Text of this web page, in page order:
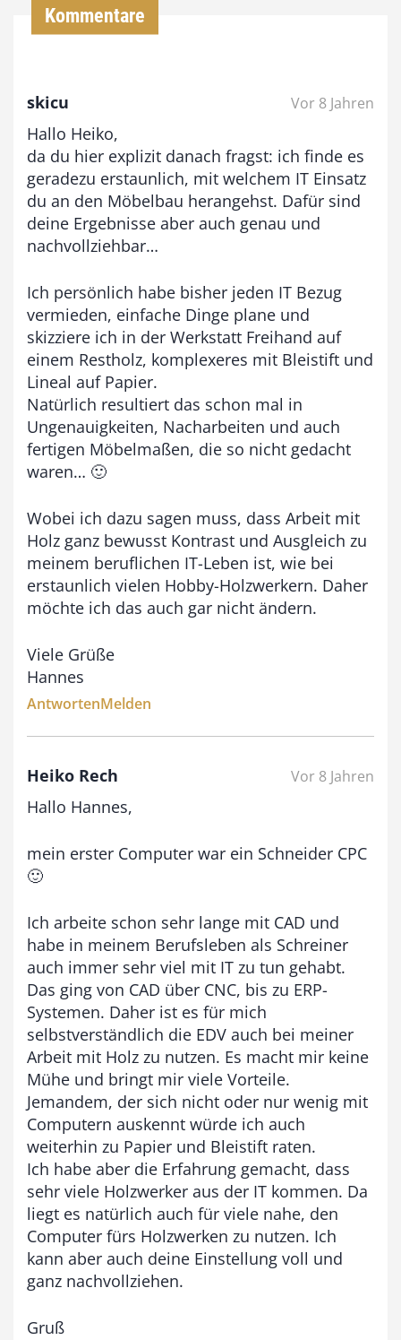
9
3
,
€
Kommentare
skicu Vor 8 Jahren
Hallo Heiko,
da du hier explizit danach fragst: ich finde es
geradezu erstaunlich, mit welchem IT Einsatz
du an den Möbelbau herangehst. Dafür sind
deine Ergebnisse aber auch genau und
nachvollziehbar…
Ich persönlich habe bisher jeden IT Bezug
vermieden, einfache Dinge plane und
skizziere ich in der Werkstatt Freihand auf
einem Restholz, komplexeres mit Bleistift und
Lineal auf Papier.
Natürlich resultiert das schon mal in
Ungenauigkeiten, Nacharbeiten und auch
fertigen Möbelmaßen, die so nicht gedacht
waren… 🙂
Wobei ich dazu sagen muss, dass Arbeit mit
Holz ganz bewusst Kontrast und Ausgleich zu
meinem beruflichen IT-Leben ist, wie bei
erstaunlich vielen Hobby-Holzwerkern. Daher
möchte ich das auch gar nicht ändern.
Viele Grüße
Hannes
AntwortenMelden
Heiko Rech Vor 8 Jahren
Hallo Hannes,
mein erster Computer war ein Schneider CPC
🙂
Ich arbeite schon sehr lange mit CAD und
habe in meinem Berufsleben als Schreiner
auch immer sehr viel mit IT zu tun gehabt.
Das ging von CAD über CNC, bis zu ERP-
Systemen. Daher ist es für mich
selbstverständlich die EDV auch bei meiner
Arbeit mit Holz zu nutzen. Es macht mir keine
Mühe und bringt mir viele Vorteile.
Jemandem, der sich nicht oder nur wenig mit
Computern auskennt würde ich auch
weiterhin zu Papier und Bleistift raten.
Ich habe aber die Erfahrung gemacht, dass
sehr viele Holzwerker aus der IT kommen. Da
liegt es natürlich auch für viele nahe, den
Computer fürs Holzwerken zu nutzen. Ich
kann aber auch deine Einstellung voll und
ganz nachvollziehen.
Gruß